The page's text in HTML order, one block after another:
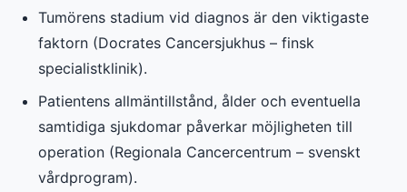
Tumörens stadium vid diagnos är den viktigaste
faktorn (Docrates Cancersjukhus – finsk
specialistklinik).
Patientens allmäntillstånd, ålder och eventuella
samtidiga sjukdomar påverkar möjligheten till
operation (Regionala Cancercentrum – svenskt
vårdprogram).